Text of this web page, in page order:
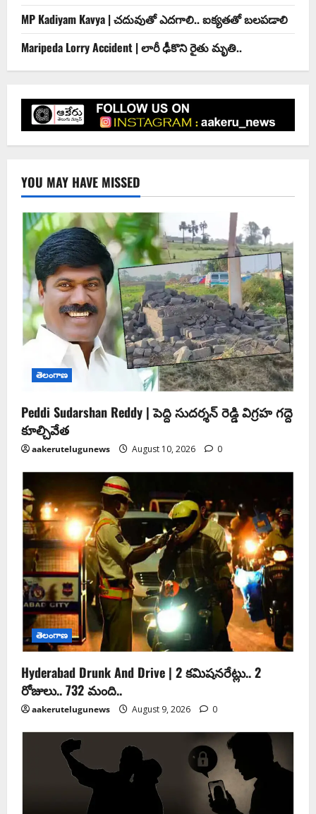
MP Kadiyam Kavya | చదువుతో ఎదగాలి.. ఐక్యతతో బలపడాలి
Maripeda Lorry Accident | లారీ ఢీకొని రైతు మృతి..
YOU MAY HAVE MISSED
తెలంగాణ
Peddi Sudarshan Reddy | పెద్ది సుదర్శన్ రెడ్డి విగ్రహ గద్దె
కూల్చివేత
aakerutelugunews August 10, 2026 0
తెలంగాణ
Hyderabad Drunk And Drive | 2 కమిషనరేట్లు.. 2
రోజులు.. 732 మంది..
aakerutelugunews August 9, 2026 0